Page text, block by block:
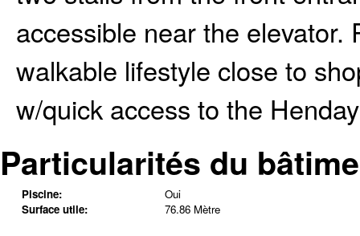
accessible near the
walkable lifestyle close to
w/quick access to the
Particularités du
Piscine:
Oui
Surface utile:
76.86 Mètre